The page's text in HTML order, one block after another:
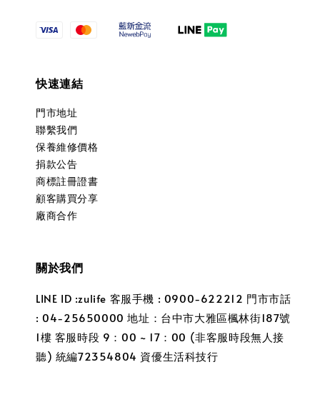
快速連結
門市地址
聯繫我們
保養維修價格
捐款公告
商標註冊證書
顧客購買分享
廠商合作
關於我們
LINE ID :zulife 客服手機 : 0900-622212 門市市話
: 04-25650000 地址：台中市大雅區楓林街187號
1樓 客服時段 9：00 ~ 17：00 (非客服時段無人接
聽) 統編72354804 資優生活科技行